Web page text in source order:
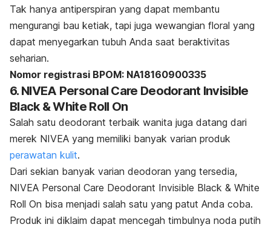
Tak hanya antiperspiran yang dapat membantu
mengurangi bau ketiak, tapi juga wewangian floral yang
dapat menyegarkan tubuh Anda saat beraktivitas
seharian.
Nomor registrasi BPOM: NA18160900335
6. NIVEA Personal Care Deodorant Invisible
Black & White Roll On
Salah satu deodorant terbaik wanita juga datang dari
merek NIVEA yang memiliki banyak varian produk
perawatan kulit.
Dari sekian banyak varian deodoran yang tersedia,
NIVEA Personal Care Deodorant Invisible Black & White
Roll On bisa menjadi salah satu yang patut Anda coba.
Produk ini diklaim dapat mencegah timbulnya noda putih